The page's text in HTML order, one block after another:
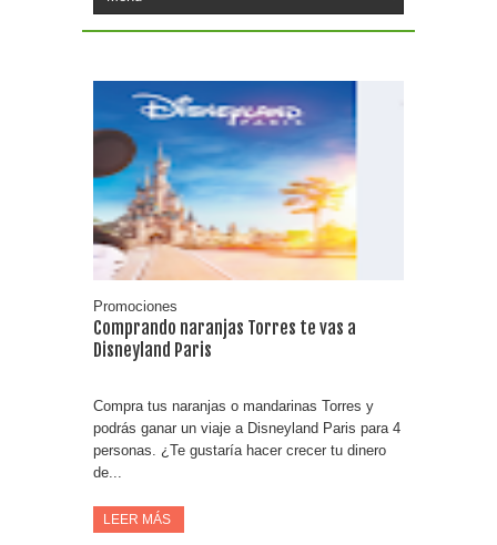
productos
Fuze Tea regala 100 premios al día
Oreo te da la oportunidad de ganar increíbles premios
Consigue una Nintendo Switch y un viaje con Enjoy
Date el gustazo con Grefusa y gana un patinete con
Promociones
Comprando naranjas Torres te vas a
Disneyland Paris
Compra tus naranjas o mandarinas Torres y
podrás ganar un viaje a Disneyland Paris para 4
personas. ¿Te gustaría hacer crecer tu dinero
de...
LEER MÁS